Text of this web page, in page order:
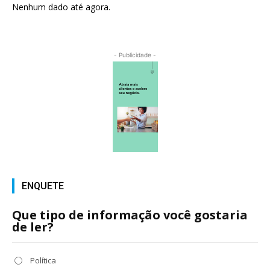
Nenhum dado até agora.
- Publicidade -
ENQUETE
Que tipo de informação você gostaria
de ler?
Política